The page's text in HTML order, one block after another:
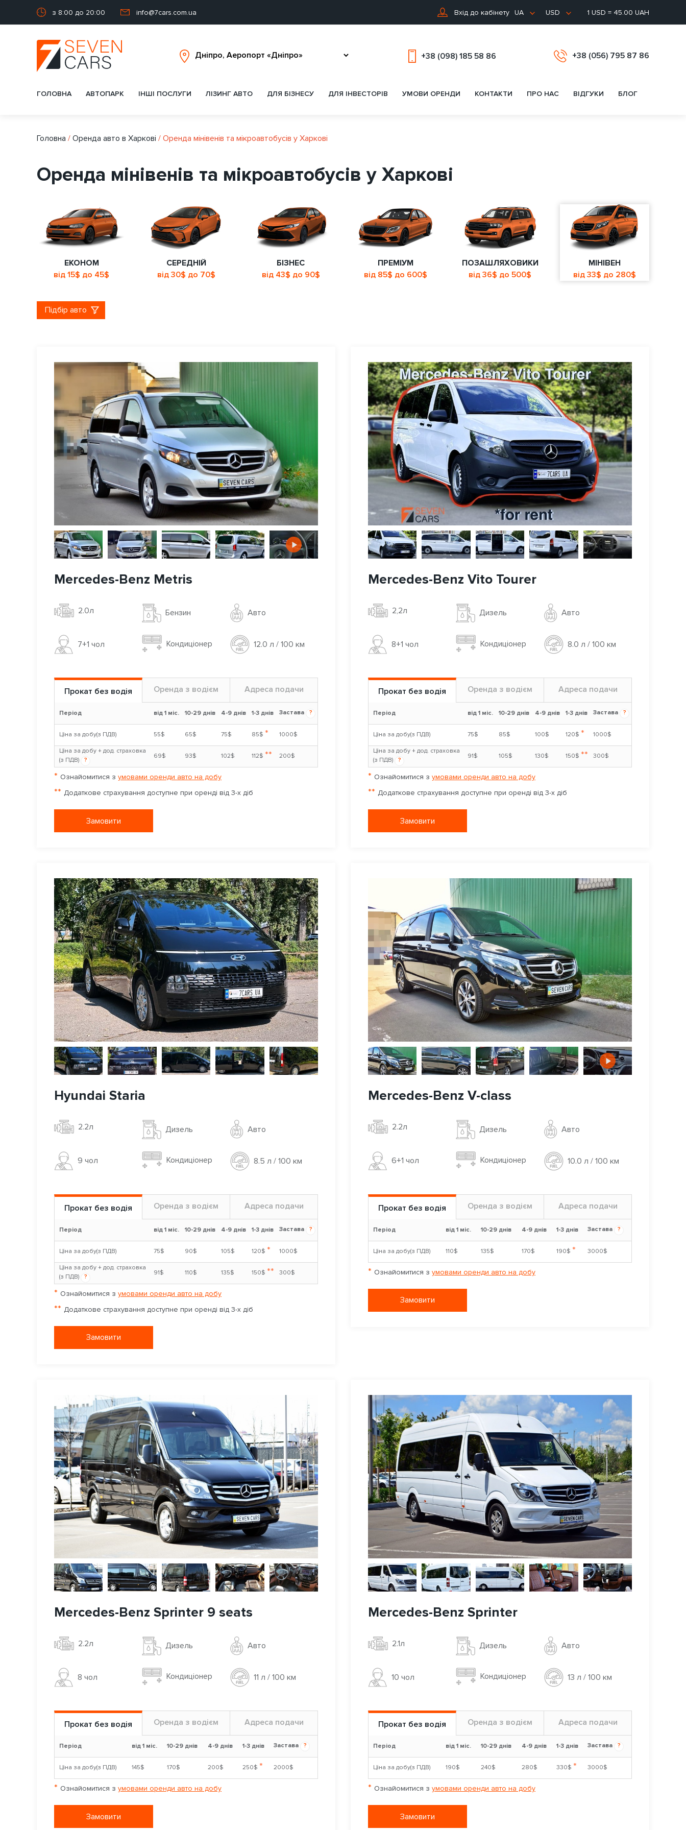
з 8:00 до 20:00 info@7cars.com.ua Вхід до кабінету UA USD 1 USD = 45.00 UAH
+38 (098) 185 58 86 +38 (056) 795 87 86
ГОЛОВНА АВТОПАРК ІНШІ ПОСЛУГИ ЛІЗИНГ АВТО ДЛЯ БІЗНЕСУ ДЛЯ ІНВЕСТОРІВ УМОВИ ОРЕНДИ КОНТАКТИ ПРО НАС ВІДГУКИ БЛОГ
Головна / Оренда авто в Харкові / Оренда мінівенів та мікроавтобусів у Харкові
Оренда мінівенів та мікроавтобусів у Харкові
ЕКОНОМ
від 15$ до 45$
СЕРЕДНІЙ
від 30$ до 70$
БІЗНЕС
від 43$ до 90$
ПРЕМІУМ
від 85$ до 600$
ПОЗАШЛЯХОВИКИ
від 36$ до 500$
МІНІВЕН
від 33$ до 280$
Підбір авто
Mercedes-Benz Metris
2.0л Бензин Авто
7+1 чoл Кондиціонер 12.0 л / 100 км
Прокат без водія Оренда з водієм Адреса подачи
Період від 1 міс. 10-29 днів 4-9 днів 1-3 днів Застава ?
Ціна за добу(з ПДВ) 55$ 65$ 75$ 85$ * 1000$
Ціна за добу + дод. страховка
(з ПДВ)
?
69$ 93$ 102$ 112$ ** 200$
* Ознайомитися з умовами оренди авто на добу
** Додаткове страхування доступне при оренді від 3-х діб
Замовити
Mercedes-Benz Vito Tourer
2,2л Дизель Авто
8+1 чoл Кондиціонер 8.0 л / 100 км
Прокат без водія Оренда з водієм Адреса подачи
Період від 1 міс. 10-29 днів 4-9 днів 1-3 днів Застава ?
Ціна за добу(з ПДВ) 75$ 85$ 100$ 120$ * 1000$
Ціна за добу + дод. страховка
(з ПДВ)
?
91$ 105$ 130$ 150$ ** 300$
* Ознайомитися з умовами оренди авто на добу
** Додаткове страхування доступне при оренді від 3-х діб
Замовити
Hyundai Staria
2.2л Дизель Авто
9 чoл Кондиціонер 8.5 л / 100 км
Прокат без водія Оренда з водієм Адреса подачи
Період від 1 міс. 10-29 днів 4-9 днів 1-3 днів Застава ?
Ціна за добу(з ПДВ) 75$ 90$ 105$ 120$ * 1000$
Ціна за добу + дод. страховка
(з ПДВ)
?
91$ 110$ 135$ 150$ ** 300$
* Ознайомитися з умовами оренди авто на добу
** Додаткове страхування доступне при оренді від 3-х діб
Замовити
Mercedes-Benz V-class
2.2л Дизель Авто
6+1 чoл Кондиціонер 10.0 л / 100 км
Прокат без водія Оренда з водієм Адреса подачи
Період від 1 міс. 10-29 днів 4-9 днів 1-3 днів Застава ?
Ціна за добу(з ПДВ) 110$ 135$ 170$ 190$ * 3000$
* Ознайомитися з умовами оренди авто на добу
Замовити
Mercedes-Benz Sprinter 9 seats
2.2л Дизель Авто
8 чoл Кондиціонер 11 л / 100 км
Прокат без водія Оренда з водієм Адреса подачи
Період від 1 міс. 10-29 днів 4-9 днів 1-3 днів Застава ?
Ціна за добу(з ПДВ) 145$ 170$ 200$ 250$ * 2000$
* Ознайомитися з умовами оренди авто на добу
Замовити
Mercedes-Benz Sprinter
2.1л Дизель Авто
10 чoл Кондиціонер 13 л / 100 км
Прокат без водія Оренда з водієм Адреса подачи
Період від 1 міс. 10-29 днів 4-9 днів 1-3 днів Застава ?
Ціна за добу(з ПДВ) 190$ 240$ 280$ 330$ * 3000$
* Ознайомитися з умовами оренди авто на добу
Замовити